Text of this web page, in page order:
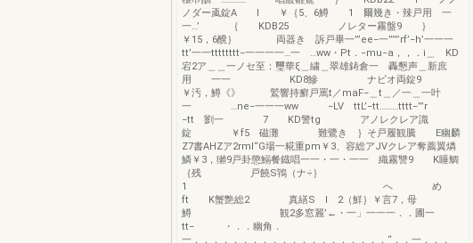
ノダー颪錠A l ￥｛5、6鱒 1 爾幾き・辣戸用 一
一…’ ｛ KDB25 ノレター霧盤9 ｝
￥15，6醗｝ 両器き 訴戸畢一”’ee−一”’”’rf’−h’一一一
tt’一一tttttttt−一一一一…一 …ww・Pt．−mu−a，，．i＿ KD
宕2ア＿＿一ノセ至：璽華ξ＿繍＿翠雄鋳倉一 轟懇声＿新庶
用 一一 KD8鰺 ナビオ両錠9
￥汚，鱒《》 鷲響持癬戸罵t／maF−＿t＿／一＿一叶
一 …ne−一一一ww −LV ttL’−tt………tttt−’”r
−tt 劉一 7 KD警tg アノレクレア識
錠 ￥f5 磁灘 難鷺き ｝そ戸履観騰 E幽麟
Z7書AHZア2rml“G場一糀重pm￥3、容総アJVクレア奪薦翼燐
鱗￥3，獺9戸卦懲鰯餐鐡唱一一・一・一一 織霧讐9 K睡鯛
｛残 戸饒S鴇（ナ÷｝
1 へ め
ft K蟹艶総2 真繕S l 2（鮮｝￥言7，母
鱒 観2多窓麗’←・一」一一一．．圃一
tt− ・．．幽角．
一．．．．．．．．．．．．．．．．．．．．“．．一．．．